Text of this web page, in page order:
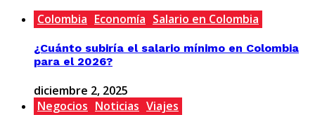
Colombia Economía Salario en Colombia
¿Cuánto subiría el salario mínimo en Colombia
para el 2026?
diciembre 2, 2025
Negocios Noticias Viajes